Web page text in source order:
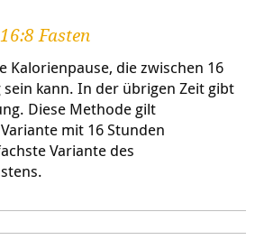
Fasten
Kalorienpause, die zwischen 16
sein kann. In der übrigen Zeit gibt
Diese Methode gilt
mit 16 Stunden
Variante des